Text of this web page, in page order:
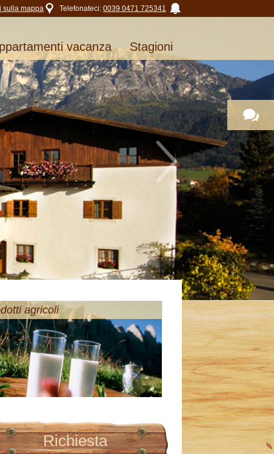
sulla mappa Telefonateci: 0039 0471 725341
vacanza Stagioni
agricoli
Richiesta